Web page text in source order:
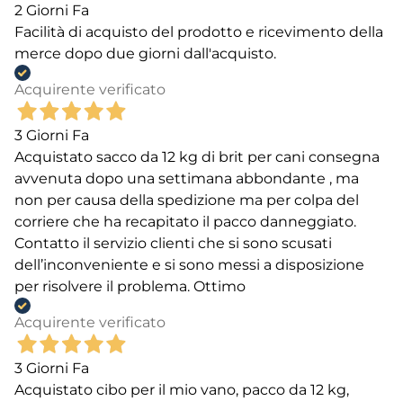
2 Giorni Fa
Facilità di acquisto del prodotto e ricevimento della
merce dopo due giorni dall'acquisto.
Acquirente verificato
3 Giorni Fa
Acquistato sacco da 12 kg di brit per cani consegna
avvenuta dopo una settimana abbondante , ma
non per causa della spedizione ma per colpa del
corriere che ha recapitato il pacco danneggiato.
Contatto il servizio clienti che si sono scusati
dell’inconveniente e si sono messi a disposizione
per risolvere il problema. Ottimo
Acquirente verificato
3 Giorni Fa
Acquistato cibo per il mio vano, pacco da 12 kg,